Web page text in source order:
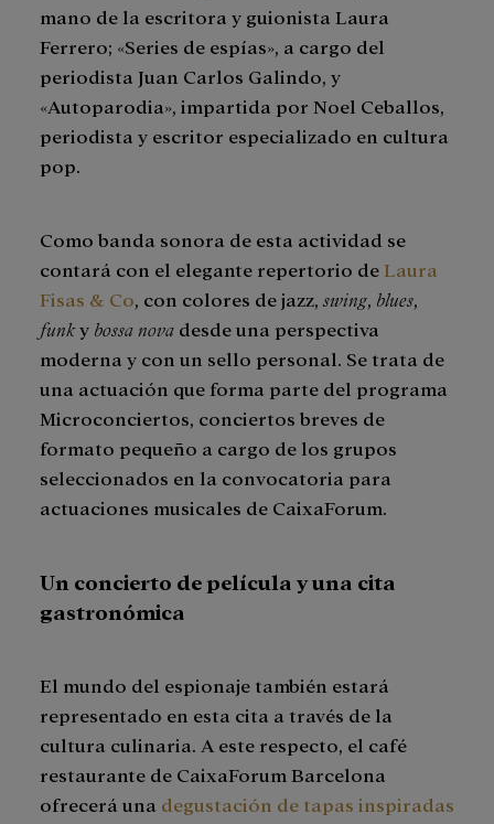
mano de la escritora y guionista Laura
Ferrero; «Series de espías», a cargo del
periodista Juan Carlos Galindo, y
«Autoparodia», impartida por Noel Ceballos,
periodista y escritor especializado en cultura
pop.
Como banda sonora de esta actividad se
contará con el elegante repertorio de Laura
Fisas & Co, con colores de jazz, swing, blues,
funky bossa nova desde una perspectiva
moderna y con un sello personal. Se trata de
una actuación que forma parte del programa
Microconciertos, conciertos breves de
formato pequeño a cargo de los grupos
seleccionados en la convocatoria para
actuaciones musicales de CaixaForum.
Un concierto de película y una cita
gastronómica
El mundo del espionaje también estará
representado en esta cita a través de la
cultura culinaria. A este respecto, el café
restaurante de CaixaForum Barcelona
ofrecerá una degustación de tapas inspiradas